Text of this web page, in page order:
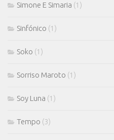
Simone E Simaria (1)
Sinfónico (1)
Soko (1)
Sorriso Maroto (1)
Soy Luna (1)
Tempo (3)